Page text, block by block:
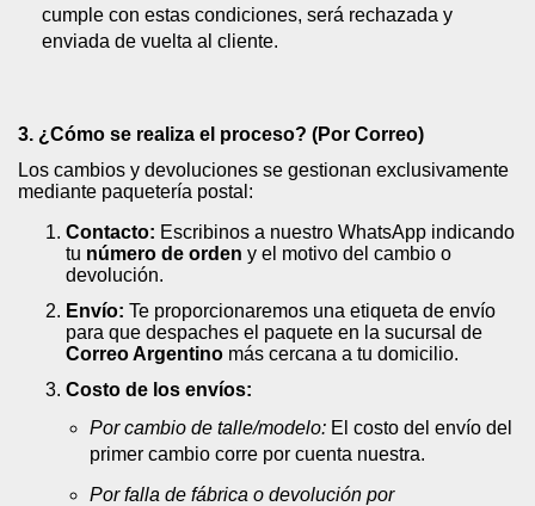
cumple con estas condiciones, será rechazada y
enviada de vuelta al cliente.
3. ¿Cómo se realiza el proceso? (Por Correo)
Los cambios y devoluciones se gestionan exclusivamente
mediante paquetería postal:
Contacto: Escribinos a nuestro WhatsApp indicando
tu número de orden y el motivo del cambio o
devolución.
Envío: Te proporcionaremos una etiqueta de envío
para que despaches el paquete en la sucursal de
Correo Argentino más cercana a tu domicilio.
Costo de los envíos:
Por cambio de talle/modelo: El costo del envío del
primer cambio corre por cuenta nuestra.
Por falla de fábrica o devolución por